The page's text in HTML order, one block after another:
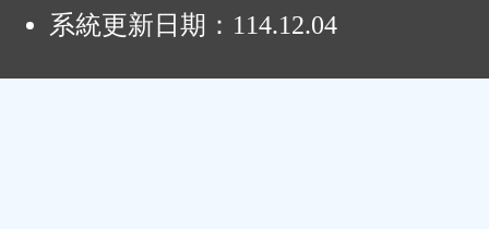
系統更新日期： 114.12.04